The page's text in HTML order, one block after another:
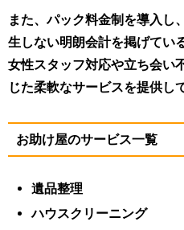
また、パック料金制を導入し
生しない明朗会計を掲げてい
女性スタッフ対応や立ち会い
じた柔軟なサービスを提供し
お助け屋のサービス一覧
遺品整理
ハウスクリーニング